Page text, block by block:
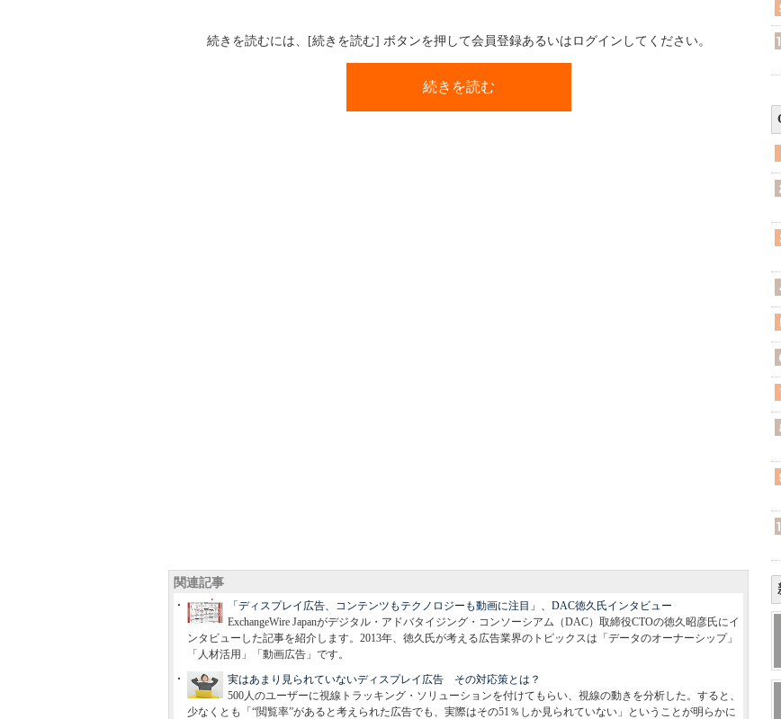
続きを読むには、[続きを読む] ボタンを押して会員登録あるいはログインしてください。
続きを読む
関連記事
「ディスプレイ広告、コンテンツもテクノロジーも動画に注目」、DAC徳久氏インタビュー
ExchangeWire Japanがデジタル・アドバタイジング・コンソーシアム（DAC）取締役CTOの徳久昭彦氏にイ
ンタビューした記事を紹介します。2013年、徳久氏が考える広告業界のトピックスは「データのオーナーシップ」
「人材活用」「動画広告」です。
実はあまり見られていないディスプレイ広告 その対応策とは？
500人のユーザーに視線トラッキング・ソリューションを付けてもらい、視線の動きを分析した。すると、
少なくとも「“閲覧率”があると考えられた広告でも、実際はその51％しか見られていない」ということが明らかに